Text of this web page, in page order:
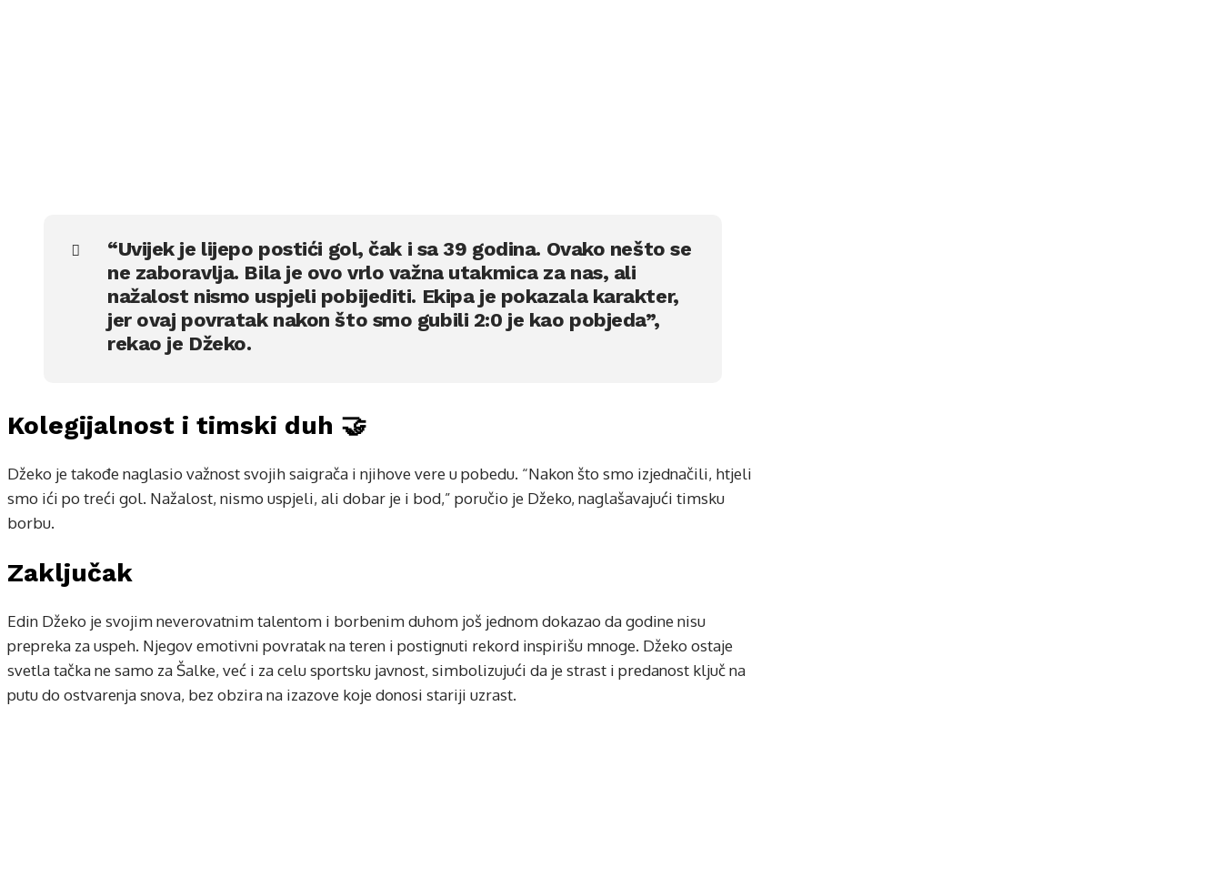
“Uvijek je lijepo postići gol, čak i sa 39 godina. Ovako nešto se
ne zaboravlja. Bila je ovo vrlo važna utakmica za nas, ali
nažalost nismo uspjeli pobijediti. Ekipa je pokazala karakter,
jer ovaj povratak nakon što smo gubili 2:0 je kao pobjeda”,
rekao je Džeko.
Kolegijalnost i timski duh 🤝
Džeko je takođe naglasio važnost svojih saigrača i njihove vere u pobedu. “Nakon što smo izjednačili, htjeli
smo ići po treći gol. Nažalost, nismo uspjeli, ali dobar je i bod,” poručio je Džeko, naglašavajući timsku
borbu.
Zaključak
Edin Džeko je svojim neverovatnim talentom i borbenim duhom još jednom dokazao da godine nisu
prepreka za uspeh. Njegov emotivni povratak na teren i postignuti rekord inspirišu mnoge. Džeko ostaje
svetla tačka ne samo za Šalke, već i za celu sportsku javnost, simbolizujući da je strast i predanost ključ na
putu do ostvarenja snova, bez obzira na izazove koje donosi stariji uzrast.